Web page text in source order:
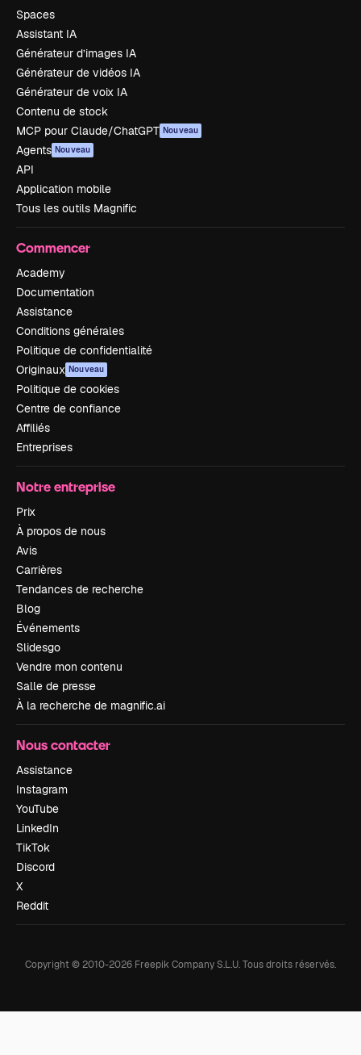
Spaces
Assistant IA
Générateur d’images IA
Générateur de vidéos IA
Générateur de voix IA
Contenu de stock
MCP pour Claude/ChatGPT Nouveau
Agents Nouveau
API
Application mobile
Tous les outils Magnific
Commencer
Academy
Documentation
Assistance
Conditions générales
Politique de confidentialité
Originaux Nouveau
Politique de cookies
Centre de confiance
Affiliés
Entreprises
Notre entreprise
Prix
À propos de nous
Avis
Carrières
Tendances de recherche
Blog
Événements
Slidesgo
Vendre mon contenu
Salle de presse
À la recherche de magnific.ai
Nous contacter
Assistance
Instagram
YouTube
LinkedIn
TikTok
Discord
X
Reddit
Copyright © 2010-2026 Freepik Company S.L.U.Tous droits réservés.